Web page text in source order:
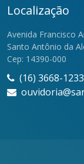
Localização
Avenida Francisco
Santo Antônio da
Cep: 14390-000
(16) 3668-1233